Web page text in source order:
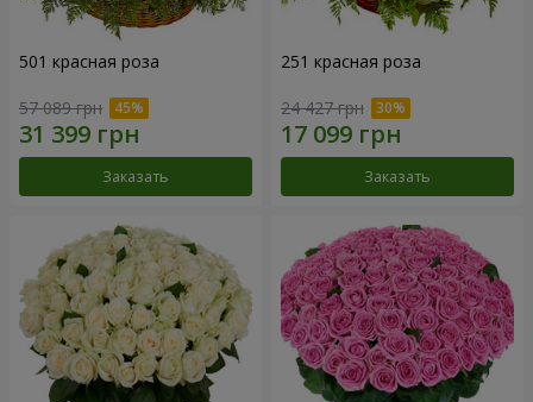
501 красная роза
57 089 грн
Заказать
251 красная роза
24 427 грн
Заказать